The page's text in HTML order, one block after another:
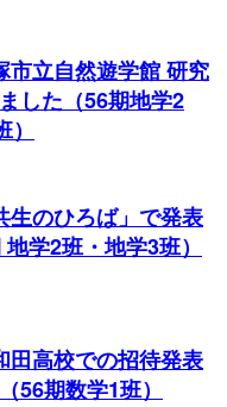
市立自然遊学館 研究
した（56期地学2
生のひろば」で発表
学2班・地学3班）
田高校での招待発表
56期数学1班）